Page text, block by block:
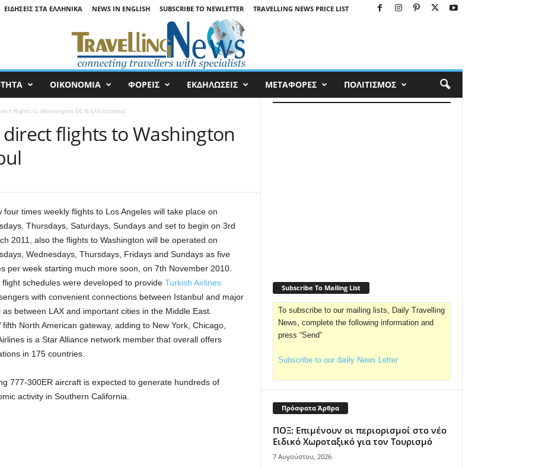
ΕΙΔΉΣΕΙΣ ΣΤΑ ΕΛΛΗΝΙΚΆ NEWS IN ENGLISH SUBSCRIBE TO NEWLETTER TRAVELLING NEWS PRICE LIST
ΟΙΚΟΝΟΜΙΑ ΦΟΡΕΙΣ ΕΚΔΗΛΩΣΕΙΣ ΜΕΤΑΦΟΡΕΣ ΠΟΛΙΤΙΣΜΟΣ
flights to Washington DC & LAX-Istanbul
flights to Washington
four times weekly flights to Los Angeles will take place on
Thursdays, Saturdays, Sundays and set to begin on 3rd
2011, also the flights to Washington will be operated on
Wednesdays, Thursdays, Fridays and Sundays as five
per week starting much more soon, on 7th November 2010.
flight schedules were developed to provide Turkish Airlines
with convenient connections between Istanbul and major
between LAX and important cities in the Middle East.
fifth North American gateway, adding to New York, Chicago,
is a Star Alliance network member that overall offers
in 175 countries.
777-300ER aircraft is expected to generate hundreds of
activity in Southern California.
Subscribe To Mailing List
To subscribe to our mailing lists, Daily Travelling
News, complete the following information and
press “Send”
Subscribe to our daiily News Letter
Πρόσφατα Άρθρα
ΠΟΞ: Επιμένουν οι περιορισμοί στο νέο
Ειδικό Χωροταξικό για τον Τουρισμό
7 Αυγούστου, 2026